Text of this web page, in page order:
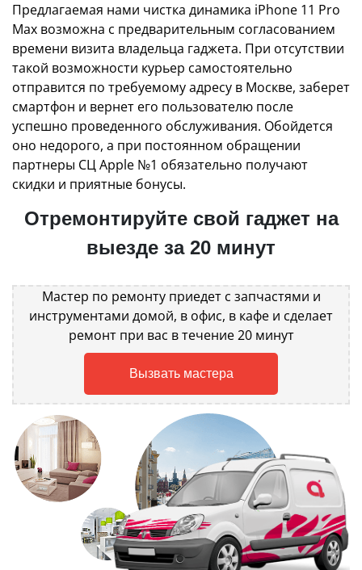
Предлагаемая нами чистка динамика iPhone 11 Pro
Max возможна с предварительным согласованием
времени визита владельца гаджета. При отсутствии
такой возможности курьер самостоятельно
отправится по требуемому адресу в Москве, заберет
смартфон и вернет его пользователю после
успешно проведенного обслуживания. Обойдется
оно недорого, а при постоянном обращении
партнеры СЦ Apple №1 обязательно получают
скидки и приятные бонусы.
Отремонтируйте свой гаджет на
выезде за 20 минут
Мастер по ремонту приедет с запчастями и
инструментами домой, в офис, в кафе и сделает
ремонт при вас в течение 20 минут
Вызвать мастера